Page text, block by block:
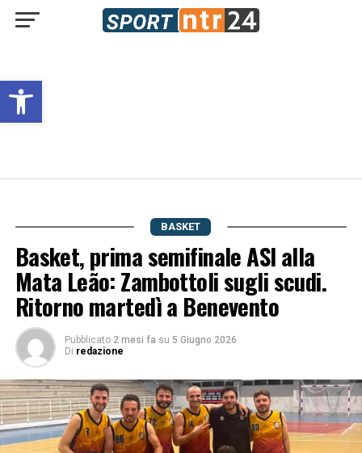
Open toolbar
BASKET
Basket, prima semifinale ASI alla
Mata Leão: Zambottoli sugli scudi.
Ritorno martedì a Benevento
Pubblicato 2 mesi fa su 5 Giugno 2026
Di redazione